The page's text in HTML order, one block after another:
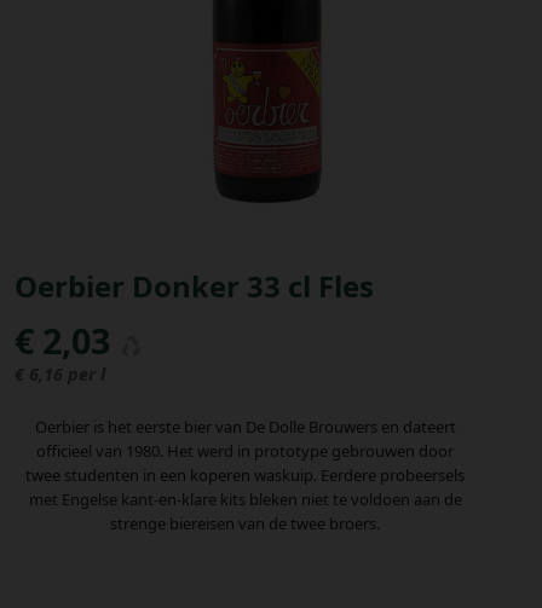
Oerbier Donker 33 cl Fles
€ 2,03
€ 6,16 per l
Oerbier is het eerste bier van De Dolle Brouwers en dateert
officieel van 1980. Het werd in prototype gebrouwen door
twee studenten in een koperen waskuip. Eerdere probeersels
met Engelse kant-en-klare kits bleken niet te voldoen aan de
strenge biereisen van de twee broers.